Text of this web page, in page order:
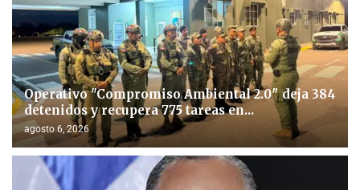
Operativo "Compromiso Ambiental 2.0″ deja 384
detenidos y recupera 775 tareas en...
agosto 6, 2026